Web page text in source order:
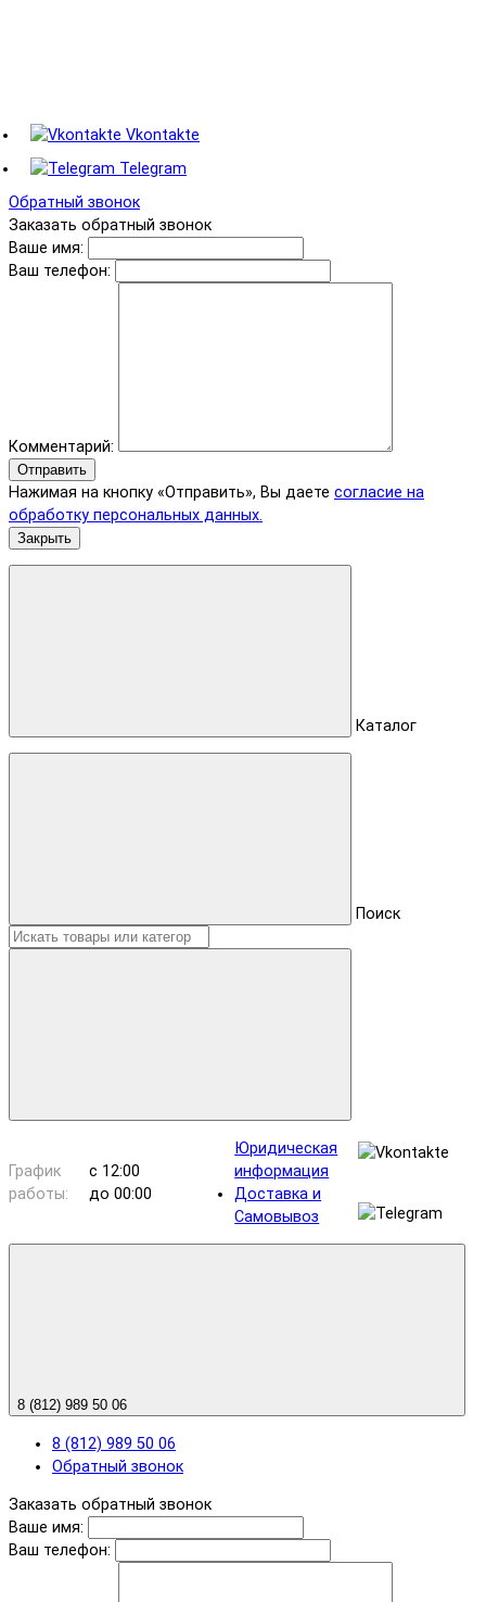
Vkontakte
Telegram
Обратный звонок
Заказать обратный звонок
Ваше имя:
Ваш телефон:
Комментарий:
Отправить
Нажимая на кнопку «Отправить», Вы даете согласие на
обработку персональных данных.
Закрыть
Каталог
Поиск
График
работы:
с 12:00
до 00:00
Юридическая
информация
Доставка и
Самовывоз
8 (812) 989 50 06
8 (812) 989 50 06
Обратный звонок
Заказать обратный звонок
Ваше имя:
Ваш телефон: